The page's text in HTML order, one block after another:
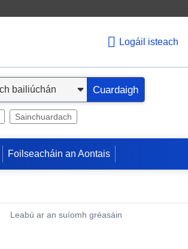
Logáil isteach
Cuardaigh
Sainchuardach
Foilseacháin an Aontais
Leabú ar an suíomh gréasáin